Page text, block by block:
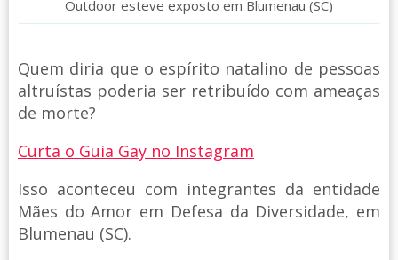
Outdoor esteve exposto em Blumenau (SC)
Quem diria que o espírito natalino de pessoas
altruístas poderia ser retribuído com ameaças
de morte?
Curta o Guia Gay no Instagram
Isso aconteceu com integrantes da entidade
Mães do Amor em Defesa da Diversidade, em
Blumenau (SC).